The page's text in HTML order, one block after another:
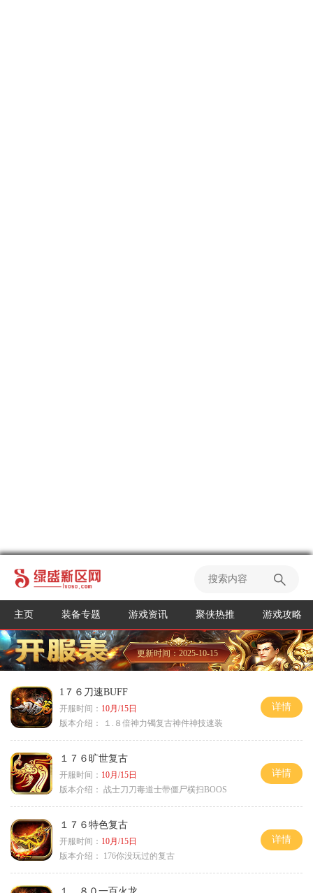
主页 装备专题 游戏资讯 聚侠热推 游戏攻略
更新时间：2025-10-15
1７６刀速BUFF
开服时间： 10月/15日
版本介绍：
１.８倍神力镯复古神件神技速装
详情
１７６旷世复古
开服时间： 10月/15日
版本介绍： 战士刀刀毒道士带僵尸横扫BOOS
详情
１７６特色复古
开服时间： 10月/15日
版本介绍：
176你没玩过的复古
详情